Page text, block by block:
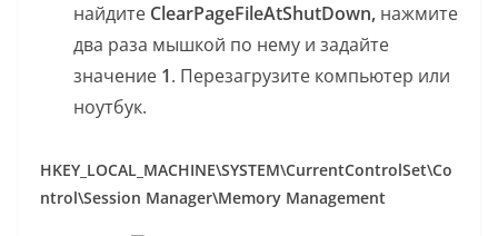
найдите ClearPageFileAtShutDown, нажмите
два раза мышкой по нему и задайте
значение 1. Перезагрузите компьютер или
ноутбук.
HKEY_LOCAL_MACHINE\SYSTEM\CurrentControlSet\Co
ntrol\Session Manager\Memory Management